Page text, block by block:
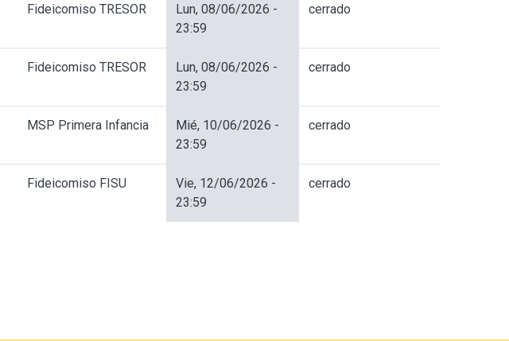
Fideicomiso TRESOR
Lun, 08/06/2026 -
23:59
cerrado
Fideicomiso TRESOR
Lun, 08/06/2026 -
23:59
cerrado
MSP Primera Infancia
Mié, 10/06/2026 -
23:59
cerrado
Fideicomiso FISU
Vie, 12/06/2026 -
23:59
cerrado